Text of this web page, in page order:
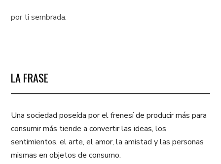
por ti sembrada.
LA FRASE
Una sociedad poseída por el frenesí de producir más para
consumir más tiende a convertir las ideas, los
sentimientos, el arte, el amor, la amistad y las personas
mismas en objetos de consumo.